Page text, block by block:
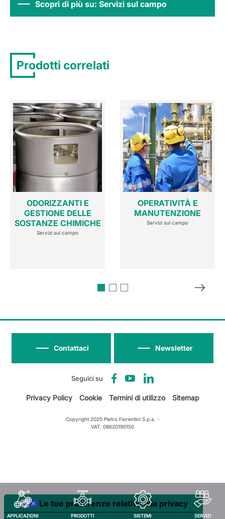
APPLICAZIONI PRODOTTI SISTEMI SERVIZI
Scopri di più su: Servizi sul campo
Prodotti correlati
ODORIZZANTI E
GESTIONE DELLE
SOSTANZE CHIMICHE
Servizi sul campo
OPERATIVITÀ E
MANUTENZIONE
Servizi sul campo
Seguici su
Newsletter
Contattaci
Privacy Policy Cookie Termini di utilizzo Sitemap
Copyright 2025 Pietro Fiorentini S.p.a. -
VAT. 08620190150
Le tue preferenze relative alla privacy